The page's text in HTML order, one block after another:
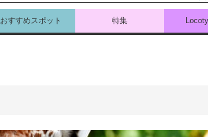
おすすめスポット 特集